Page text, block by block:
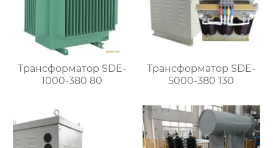
Трансформатор SDE-
1000-380 80
Трансформатор SDE-
5000-380 130